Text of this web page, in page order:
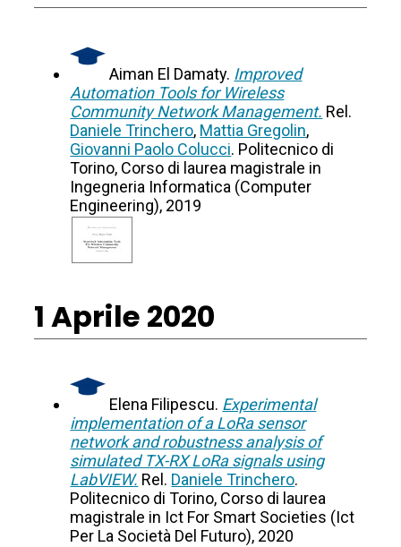
Aiman El Damaty. Improved
Automation Tools for Wireless
Community Network Management. Rel.
Daniele Trinchero, Mattia Gregolin,
Giovanni Paolo Colucci. Politecnico di
Torino, Corso di laurea magistrale in
Ingegneria Informatica (Computer
Engineering), 2019
1 Aprile 2020
Elena Filipescu. Experimental
implementation of a LoRa sensor
network and robustness analysis of
simulated TX-RX LoRa signals using
LabVIEW. Rel. Daniele Trinchero.
Politecnico di Torino, Corso di laurea
magistrale in Ict For Smart Societies (Ict
Per La Società Del Futuro), 2020